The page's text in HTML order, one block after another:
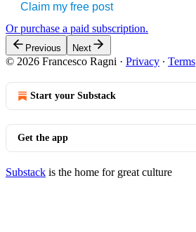
Claim my free post
Or purchase a paid subscription.
Previous Next
© 2026 Francesco Ragni · Privacy ∙ Terms
Start your Substack
Get the app
Substack is the home for great culture